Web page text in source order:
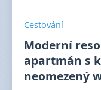
Cestování
Moderní
apartmán s
neomezený